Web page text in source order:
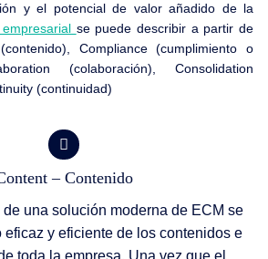
y el potencial de valor añadido de la
se puede describir a partir de
Compliance (cumplimiento o
(colaboración), Consolidation
(continuidad)
– Contenido
de una solución moderna de ECM se
y eficiente de los contenidos e
toda la empresa. Una vez que el